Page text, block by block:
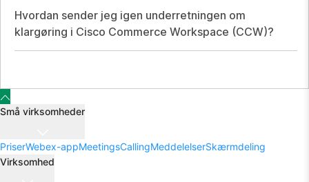
Hvordan sender jeg igen underretningen om
klargøring i Cisco Commerce Workspace (CCW)?
Små virksomheder
PriserWebex-appMeetingsCallingMeddelelserSkærmdeling
Virksomhed